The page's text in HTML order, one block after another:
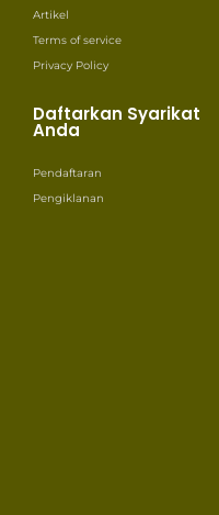
Artikel
Terms of service
Privacy Policy
Daftarkan Syarikat
Anda
Pendaftaran
Pengiklanan